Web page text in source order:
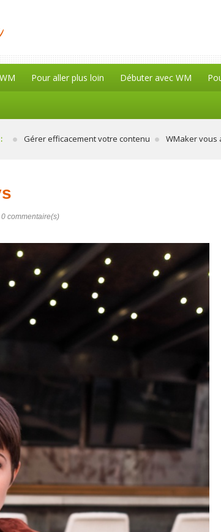
Pour aller plus loin Débuter avec WM
Gérer efficacement votre contenu WMaker vous
0 commentaire(s)